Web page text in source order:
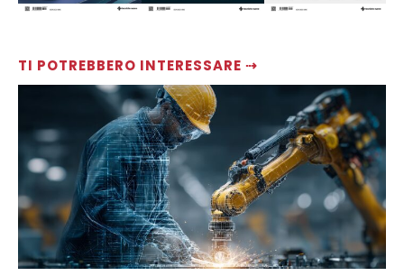
TI POTREBBERO INTERESSARE ⇢